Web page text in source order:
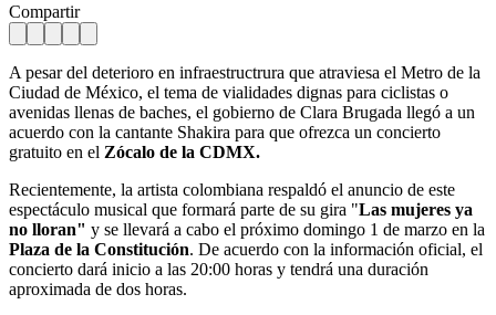
Compartir
A pesar del deterioro en infraestructrura que atraviesa el Metro de la
Ciudad de México, el tema de vialidades dignas para ciclistas o
avenidas llenas de baches, el gobierno de Clara Brugada llegó a un
acuerdo con la cantante Shakira para que ofrezca un concierto
gratuito en el Zócalo de la CDMX.
Recientemente, la artista colombiana respaldó el anuncio de este
espectáculo musical que formará parte de su gira "Las mujeres ya
no lloran" y se llevará a cabo el próximo domingo 1 de marzo en la
Plaza de la Constitución. De acuerdo con la información oficial, el
concierto dará inicio a las 20:00 horas y tendrá una duración
aproximada de dos horas.